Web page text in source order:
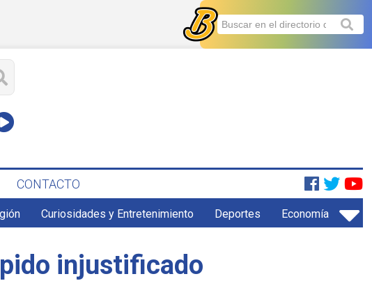
CONTACTO
Curiosidades y Entretenimiento Deportes Economía
injustificado